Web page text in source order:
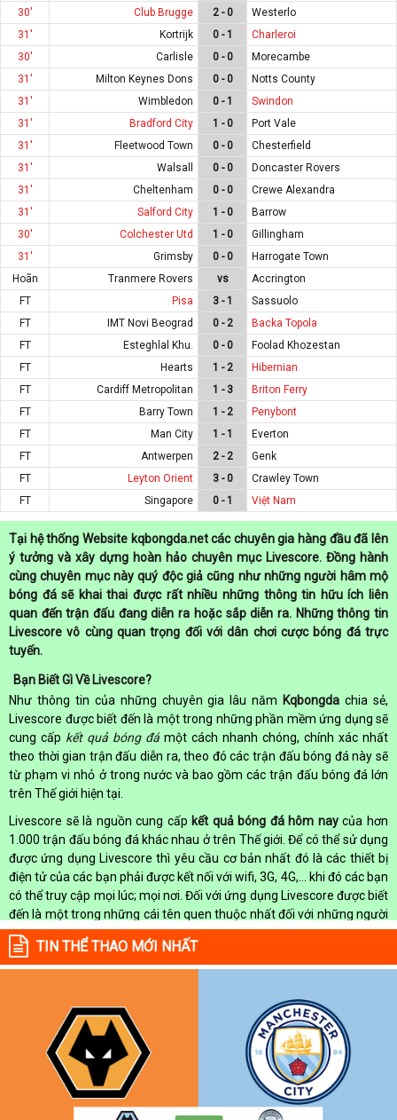
30' Club Brugge 2 - 0
Westerlo
31'
Kortrijk 0 - 1
Charleroi
30'
Carlisle 0 - 0
Morecambe
31'
Milton Keynes Dons 0 - 0
Notts County
31'
Wimbledon 0 - 1
Swindon
31'
Bradford City 1 - 0
Port Vale
31'
Fleetwood Town 0 - 0
Chesterfield
31'
Walsall 0 - 0
Doncaster Rovers
31'
Cheltenham 0 - 0
Crewe Alexandra
31'
Salford City 1 - 0
Barrow
30'
Colchester Utd 1 - 0
Gillingham
31'
Grimsby 0 - 0
Harrogate Town
Hoãn
Tranmere Rovers vs
Accrington
FT
Pisa 3 - 1
Sassuolo
FT
IMT Novi Beograd 0 - 2
Backa Topola
FT
Esteghlal Khu. 0 - 0
Foolad Khozestan
FT
Hearts 1 - 2
Hibernian
FT
Cardiff Metropolitan 1 - 3
Briton Ferry
FT
Barry Town 1 - 2
Penybont
FT
Man City 1 - 1
Everton
FT
Antwerpen 2 - 2
Genk
FT
Leyton Orient 3 - 0
Crawley Town
FT
Singapore 0 - 1 Việt Nam
Tại hệ thống Website kqbongda.net các chuyên gia hàng đầu đã lên
ý tưởng và xây dựng hoàn hảo chuyên mục Livescore. Đồng hành
cùng chuyên mục này quý độc giả cũng như những người hâm mộ
bóng đá sẽ khai thai được rất nhiều những thông tin hữu ích liên
quan đến trận đấu đang diễn ra hoặc sắp diễn ra. Những thông tin
Livescore vô cùng quan trọng đối với dân chơi cược bóng đá trực
tuyến.
Bạn Biết Gì Về Livescore?
Như thông tin của những chuyên gia lâu năm Kqbongda chia sẻ,
Livescore được biết đến là một trong những phần mềm ứng dụng sẽ
cung cấp kết quả bóng đámột cách nhanh chóng, chính xác nhất
theo thời gian trận đấu diễn ra, theo đó các trận đấu bóng đá này sẽ
từ phạm vi nhỏ ở trong nước và bao gồm các trận đấu bóng đá lớn
trên Thế giới hiện tại.
Livescore sẽ là nguồn cung cấp kết quả bóng đá hôm naycủa hơn
1.000 trận đấu bóng đá khác nhau ở trên Thế giới. Để có thể sử dụng
được ứng dụng Livescore thì yêu cầu cơ bản nhất đó là các thiết bị
điện tử của các bạn phải được kết nối với wifi, 3G, 4G,... khi đó các bạn
có thể truy cập mọi lúc; mọi nơi. Đối với ứng dụng Livescore được biết
đến là một trong những cái tên quen thuộc nhất đối với những người
có niềm đam mê với bóng đá. Đến với ứng dụng này các bạn có thể
xem được chính xáckết quả bóng đá trực tuyến
thực.
Tuy nhiên, ứng dụng Livescore cũng đang còn tồn tại một số hạn chế
nhất định và không làm hài lòng người dùng. Do đó, họ phải tìm đến
một địa chỉ Livescore để update
kqbd truc tuyenmột cách chính xác
và đơn giản nhất. Theo như nhận định thì chuyên mục Livescore trên
hệ thống trang Web
kqbongda.net
đã làm hài lòng được người dùng,
những thông tin tổng hợp ở trên đó rất chi tiết và có độ chính xác
TIN THỂ THAO MỚI NHẤT